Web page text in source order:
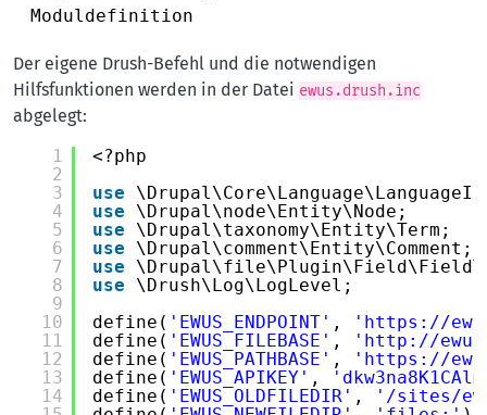
Moduldefinition
Der eigene Drush-Befehl und die notwendigen
Hilfsfunktionen werden in der Datei ewus.drush.inc
abgelegt:
1
2
3
4
5
6
7
8
9
10
11
12
13
14
<?php
use
use
\Drupal\node\Entity\Node;
use
\Drupal\taxonomy\Entity\Term;
use
\Drupal\comment\Entity\Comment;
use
use
\Drush\Log\LogLevel;
define( 'EWUS_ENDPOINT' , ' https://
define( 'EWUS_FILEBASE' , ' http://
define( 'EWUS_PATHBASE' , ' https://
define( 'EWUS_APIKEY' ,
define( 'EWUS_OLDFILEDIR' ,
'/sites/